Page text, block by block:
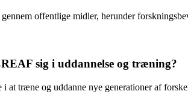
offentlige midler, herunder
sig i uddannelse og træning?
at træne og uddanne nye generationer af